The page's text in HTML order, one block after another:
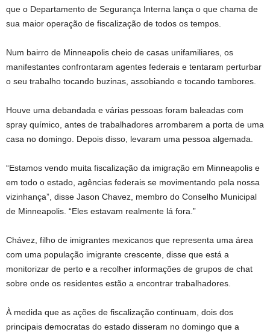
que o Departamento de Segurança Interna lança o que chama de
sua maior operação de fiscalização de todos os tempos.
Num bairro de Minneapolis cheio de casas unifamiliares, os
manifestantes confrontaram agentes federais e tentaram perturbar
o seu trabalho tocando buzinas, assobiando e tocando tambores.
Houve uma debandada e várias pessoas foram baleadas com
spray químico, antes de trabalhadores arrombarem a porta de uma
casa no domingo. Depois disso, levaram uma pessoa algemada.
“Estamos vendo muita fiscalização da imigração em Minneapolis e
em todo o estado, agências federais se movimentando pela nossa
vizinhança”, disse Jason Chavez, membro do Conselho Municipal
de Minneapolis. “Eles estavam realmente lá fora.”
Chávez, filho de imigrantes mexicanos que representa uma área
com uma população imigrante crescente, disse que está a
monitorizar de perto e a recolher informações de grupos de chat
sobre onde os residentes estão a encontrar trabalhadores.
À medida que as ações de fiscalização continuam, dois dos
principais democratas do estado disseram no domingo que a